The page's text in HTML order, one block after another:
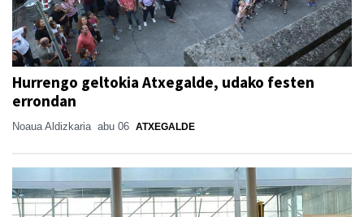
Hurrengo geltokia Atxegalde, udako festen
errondan
Noaua Aldizkaria abu 06 ATXEGALDE